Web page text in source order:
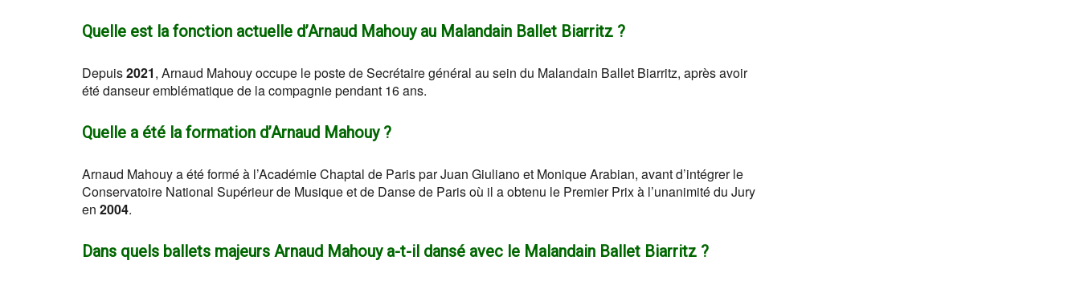
Quelle est la fonction actuelle d’Arnaud Mahouy au Malandain Ballet Biarritz ?
Depuis2021, Arnaud Mahouy occupe le poste de Secrétaire général au sein du Malandain Ballet Biarritz, après avoir
été danseur emblématique de la compagnie pendant 16 ans.
Quelle a été la formation d’Arnaud Mahouy ?
Arnaud Mahouy a été formé à l’Académie Chaptal de Paris par Juan Giuliano et Monique Arabian, avant d’intégrer le
Conservatoire National Supérieur de Musique et de Danse de Paris où il a obtenu le Premier Prix à l’unanimité du Jury
en 2004.
Dans quels ballets majeurs Arnaud Mahouy a-t-il dansé avec le Malandain Ballet Biarritz ?